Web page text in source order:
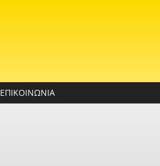
ΕΠΙΚΟΙΝΩΝΙΑ